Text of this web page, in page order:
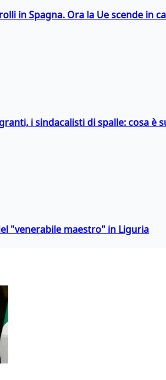
in Spagna. Ora la Ue scende in
i sindacalisti di spalle: cosa è
"venerabile maestro" in Liguria